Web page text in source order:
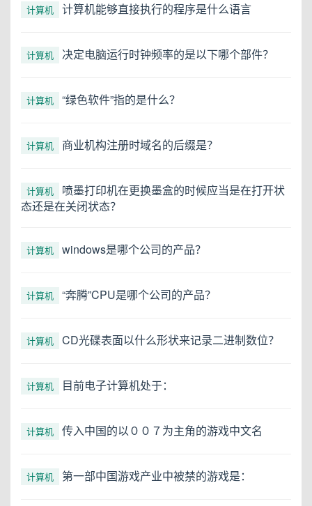
计算机 计算机能够直接执行的程序是什么语言
计算机 决定电脑运行时钟频率的是以下哪个部件？
计算机 “绿色软件”指的是什么？
计算机 商业机构注册时域名的后缀是？
计算机
喷墨打印机在更换墨盒的时候应当是在打开状
态还是在关闭状态？
计算机 windows是哪个公司的产品？
计算机 “奔腾”CPU是哪个公司的产品？
计算机 CD光碟表面以什么形状来记录二进制数位？
计算机 目前电子计算机处于：
计算机 传入中国的以００７为主角的游戏中文名
计算机 第一部中国游戏产业中被禁的游戏是：